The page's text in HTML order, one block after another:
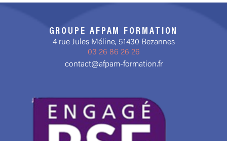
GROUPE AFPAM FORMATION
4 rue Jules Méline, 51430 Bezannes
03 26 86 26 26
contact@afpam-formation.fr